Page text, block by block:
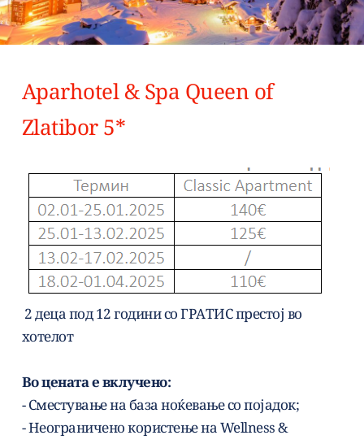
Aparhotel & Spa Queen of
Zlatibor 5*
хотелот
Во цената е вклучено:
- Сместување на база ноќевање со појадок;
- Неограничено користење на Wellness &